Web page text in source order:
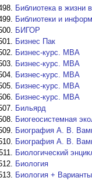
Библиотека в жизни
Библиотеки и
БИГОР
Бизнес Пак
Бизнес-курс. МВА
Бизнес-курс. МВА
Бизнес-курс. МВА
Бизнес-курс. МВА
Бизнес-курс. МВА
Бильярд
Биогеосистемная
Биография А. В.
Биография А. В.
Биологический
Биология
Биология +